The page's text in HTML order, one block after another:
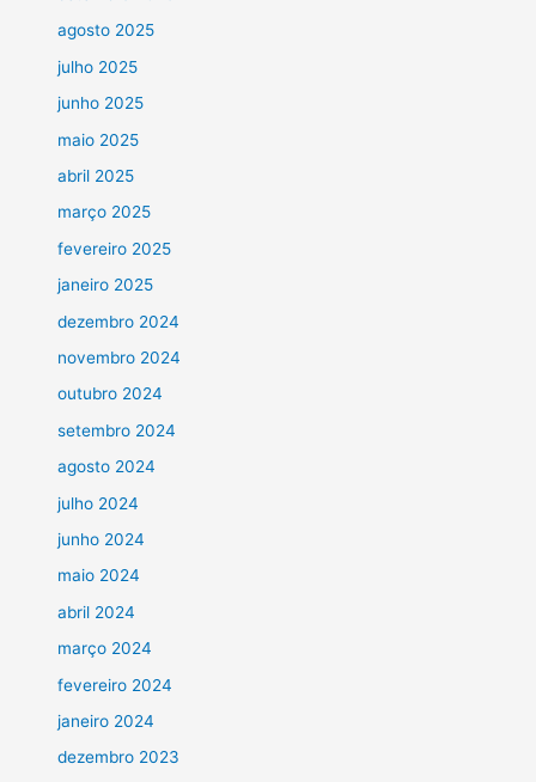
agosto 2025
julho 2025
junho 2025
maio 2025
abril 2025
março 2025
fevereiro 2025
janeiro 2025
dezembro 2024
novembro 2024
outubro 2024
setembro 2024
agosto 2024
julho 2024
junho 2024
maio 2024
abril 2024
março 2024
fevereiro 2024
janeiro 2024
dezembro 2023